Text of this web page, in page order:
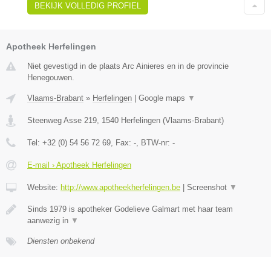
BEKIJK VOLLEDIG PROFIEL
Apotheek Herfelingen
Niet gevestigd in de plaats Arc Ainieres en in de provincie
Henegouwen.
Vlaams-Brabant » Herfelingen Google maps ▼
Steenweg Asse 219 1540 Herfelingen (Vlaams-Brabant)
Tel: +32 (0) 54 56 72 69 , Fax: - , BTW-nr: -
E-mail › Apotheek Herfelingen
Website: http://www.apotheekherfelingen.be Screenshot ▼
Sinds 1979 is apotheker Godelieve Galmart met haar team
aanwezig in ▼
Diensten onbekend